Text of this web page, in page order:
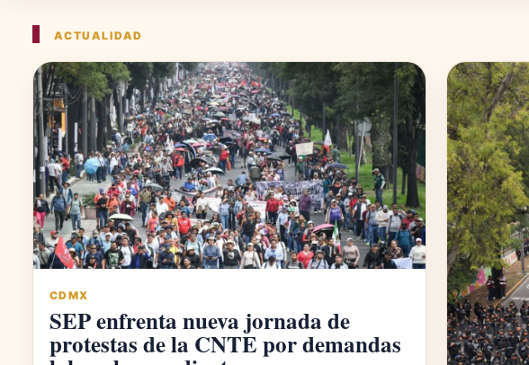
ACTUALIDAD
CDMX
SEP enfrenta nueva jornada de
protestas de la CNTE por demandas